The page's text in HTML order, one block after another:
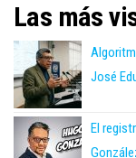
Las más
José
El